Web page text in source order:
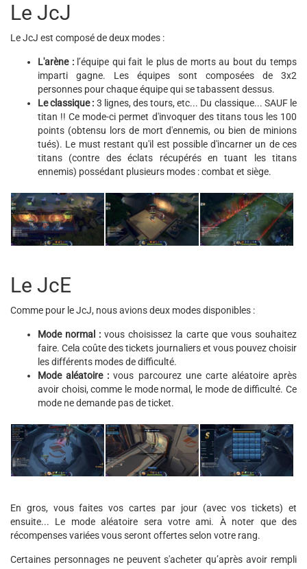
Le JcJ
Le JcJ est composé de deux modes :
L'arène :l’équipe qui fait le plus de morts au bout du temps
imparti gagne. Les équipes sont composées de 3x2
personnes pour chaque équipe qui se tabassent dessus.
Le classique : 3 lignes, des tours, etc... Du classique... SAUF le
titan !! Ce mode-ci permet d'invoquer des titans tous les 100
points (obtensu lors de mort d'ennemis, ou bien de minions
tués). Le must restant qu'il est possible d'incarner un de ces
titans (contre des éclats récupérés en tuant les titans
ennemis) possédant plusieurs modes : combat et siège.
Le JcE
Comme pour le JcJ, nous avions deux modes disponibles :
Mode normal : vous choisissez la carte que vous souhaitez
faire. Cela coûte des tickets journaliers et vous pouvez choisir
les différents modes de difficulté.
Mode aléatoire : vous parcourez une carte aléatoire après
avoir choisi, comme le mode normal, le mode de difficulté. Ce
mode ne demande pas de ticket.
En gros, vous faites vos cartes par jour (avec vos tickets) et
ensuite... Le mode aléatoire sera votre ami. À noter que des
récompenses variées vous seront offertes selon votre rang.
Certaines personnages ne peuvent s'acheter qu’après avoir rempli